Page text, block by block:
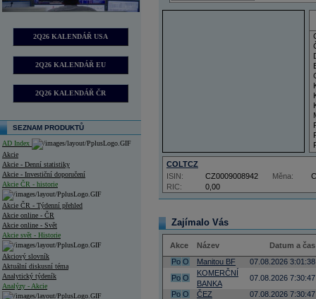
2Q26 KALENDÁŘ USA
2Q26 KALENDÁŘ EU
2Q26 KALENDÁŘ ČR
SEZNAM PRODUKTŮ
AD Index
Akcie
Akcie - Denní statistiky
Akcie - Investiční doporučení
Akcie ČR - historie
Akcie ČR - Týdenní přehled
Akcie online - ČR
Akcie online - Svět
Akcie svět - Historie
Akciový slovník
Aktuální diskusní téma
Analytický týdeník
Analýzy - Akcie
COLTCZ
RIC: 0,00
ISIN: CZ0009008942 Měna:
Zajímalo Vás
Akce Název
Datum a čas
Po O Manitou BF
07.08.2026 3:01:38
Po O
KOMERČNÍ
BANKA
07.08.2026 7:30:47
Po O ČEZ
07.08.2026 7:30:47